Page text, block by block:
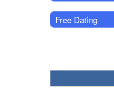
Free Dating